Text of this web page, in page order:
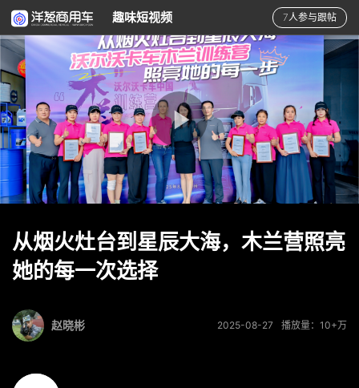
趣味短视频 7人参与跟帖
从烟火灶台到星辰大海，木兰营照亮
她的每一次选择
播放量：10+万
2025-08-27
赵晓彬